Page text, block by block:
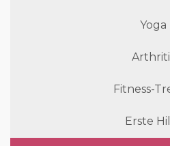
Yoga
Fitness-
Erste